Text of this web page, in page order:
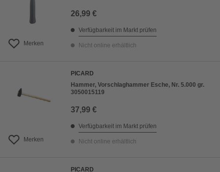
Merken
26,99 €
Verfügbarkeit im Markt prüfen
Nicht online erhältlich
Merken
PICARD
Hammer, Vorschlaghammer Esche, Nr. 5.000 gr.
3050015119
37,99 €
Verfügbarkeit im Markt prüfen
Nicht online erhältlich
PICARD